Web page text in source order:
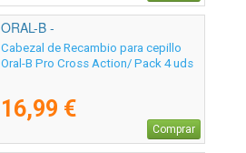
ORAL-B -
Cabezal de Recambio para cepillo
Oral-B Pro Cross Action/ Pack 4 uds
16,99 €
Comprar